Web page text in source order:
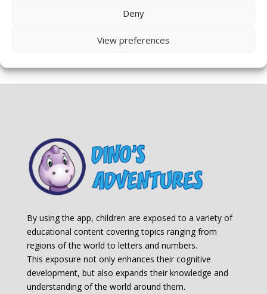
Deny
View preferences
ПРЕЗЕМИ БЕСПЛАТНО
By using the app, children are exposed to a variety of
educational content covering topics ranging from
regions of the world to letters and numbers.
This exposure not only enhances their cognitive
development, but also expands their knowledge and
understanding of the world around them.